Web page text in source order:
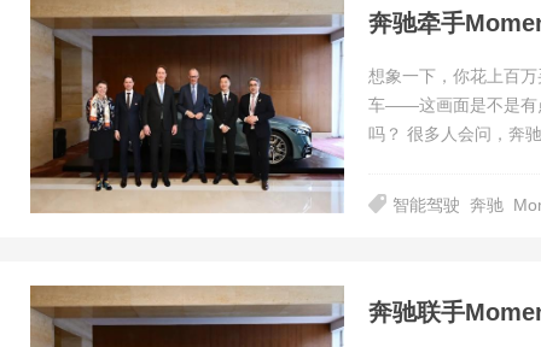
奔驰牵手
想象一下，你花上百
车——这画面是不是有
吗？ 很多人会问，
智能驾驶 奔驰